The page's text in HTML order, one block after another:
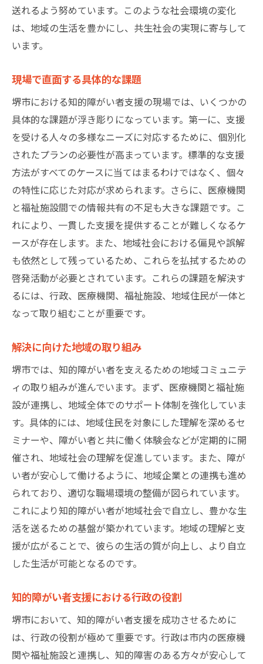
地域社会と知的障がい者との繋がりを深めるた
めの具体例
地域コミュニティセンターの役割
地域活動を通じた理解促進
障がい者支援と地域経済の連動
共生社会を目指すための啓発活動
サポートの効果を最大化するための堺市の取り
組み
支援の質を高めるための研修プログラム
効果的な支援を提供するための体制強化
支援におけるフィードバックの重要性
行政と地域が共に取り組む解決策
効果を検証するための評価方法
知的障がい者の声を活かす支援の構築
なステップ
生活の質を高めるための基本要素
地域での自立生活を支える基盤整備
福祉と教育の連携による未来への準備
家族と専門家による支援ネットワーク
地域住民との共生を目指した取り組み
知的障がい者の社会参加を促進する方法
堺市の知的障がい者支援最前線で見られる成功
事例
実際の支援現場から学ぶ成功要因
利用者の生活改善事例
地域連携による支援の進化
成功事例からの教訓と展望
支援の未来を切り拓くための新しい動き
送れるよう努めています。このような社会環境の変化
は、地域の生活を豊かにし、共生社会の実現に寄与して
います。
現場で直面する具体的な課題
堺市における知的障がい者支援の現場では、いくつかの
具体的な課題が浮き彫りになっています。第一に、支援
を受ける人々の多様なニーズに対応するために、個別化
されたプランの必要性が高まっています。標準的な支援
方法がすべてのケースに当てはまるわけではなく、個々
の特性に応じた対応が求められます。さらに、医療機関
と福祉施設間での情報共有の不足も大きな課題です。こ
れにより、一貫した支援を提供することが難しくなるケ
ースが存在します。また、地域社会における偏見や誤解
も依然として残っているため、これらを払拭するための
啓発活動が必要とされています。これらの課題を解決す
るには、行政、医療機関、福祉施設、地域住民が一体と
なって取り組むことが重要です。
解決に向けた地域の取り組み
堺市では、知的障がい者を支えるための地域コミュニテ
ィの取り組みが進んでいます。まず、医療機関と福祉施
設が連携し、地域全体でのサポート体制を強化していま
す。具体的には、地域住民を対象にした理解を深めるセ
ミナーや、障がい者と共に働く体験会などが定期的に開
催され、地域社会の理解を促進しています。また、障が
い者が安心して働けるように、地域企業との連携も進め
られており、適切な職場環境の整備が図られています。
これにより知的障がい者が地域社会で自立し、豊かな生
活を送るための基盤が築かれています。地域の理解と支
援が広がることで、彼らの生活の質が向上し、より自立
した生活が可能となるのです。
知的障がい者支援における行政の役割
堺市において、知的障がい者支援を成功させるために
は、行政の役割が極めて重要です。行政は市内の医療機
関や福祉施設と連携し、知的障害のある方々が安心して